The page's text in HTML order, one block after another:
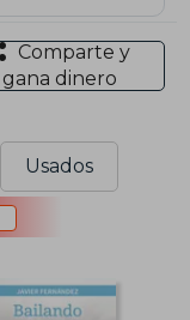
Comparte y
gana dinero
Usados